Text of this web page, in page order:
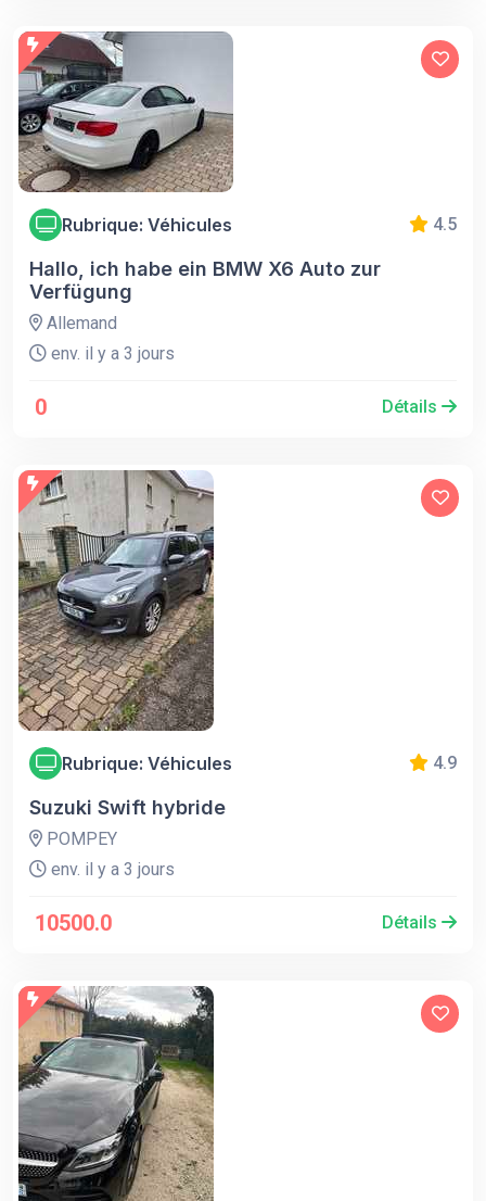
Rubrique: Véhicules 4.5
Hallo, ich habe ein BMW X6 Auto zur
Verfügung
Allemand
env. il y a 3 jours
0 Détails
Rubrique: Véhicules 4.9
Suzuki Swift hybride
POMPEY
env. il y a 3 jours
10500.0 Détails